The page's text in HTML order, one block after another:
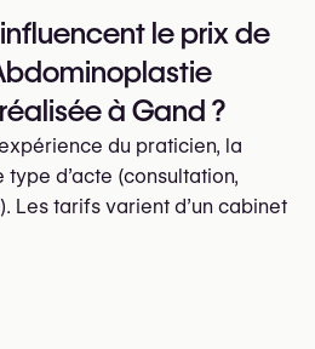
le prix de
à Gand ?
du praticien, la
d’acte (consultation,
Les tarifs varient d’un cabinet